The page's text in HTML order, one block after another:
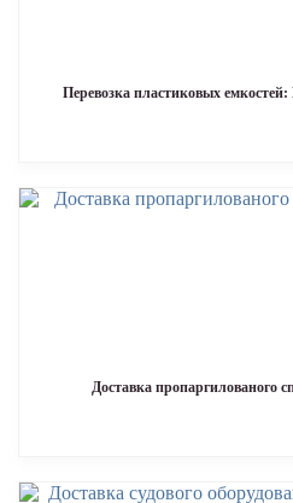
Перевозка пластиковых
Доставка пропаргилованого